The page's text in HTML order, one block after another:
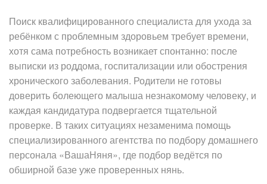
Поиск квалифицированного специалиста для ухода за
ребёнком с проблемным здоровьем требует времени,
хотя сама потребность возникает спонтанно: после
выписки из роддома, госпитализации или обострения
хронического заболевания. Родители не готовы
доверить болеющего малыша незнакомому человеку, и
каждая кандидатура подвергается тщательной
проверке. В таких ситуациях незаменима помощь
специализированного агентства по подбору домашнего
персонала «ВашаНяня», где подбор ведётся по
обширной базе уже проверенных нянь.